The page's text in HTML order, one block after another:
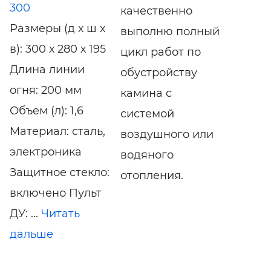
300
Размеры (д х ш х
в): 300 х 280 х 195
Длина линии
огня: 200 мм
Объем (л): 1,6
Материал: сталь,
электроника
Защитное стекло:
включено Пульт
ДУ: ... Читать
дальше
качественно
выполню полный
цикл работ по
обустройству
камина с
системой
воздушного или
водяного
отопления.